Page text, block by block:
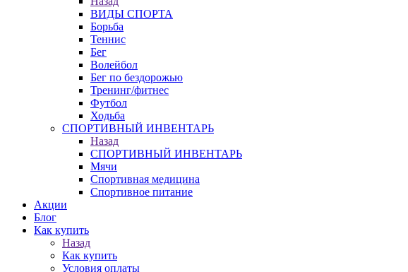
ВИДЫ СПОРТА
Борьба
Теннис
Бег
Волейбол
Бег по бездорожью
Тренинг/фитнес
Футбол
Ходьба
СПОРТИВНЫЙ ИНВЕНТАРЬ
Назад
СПОРТИВНЫЙ ИНВЕНТАРЬ
Мячи
Спортивная медицина
Спортивное питание
Акции
Блог
Как купить
Назад
Как купить
Условия оплаты